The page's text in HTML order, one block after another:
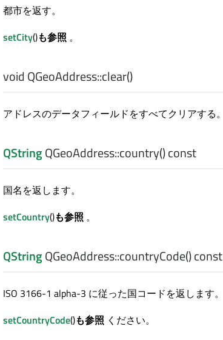
都市を返す。
setCity()も参照 。
voidQGeoAddress::clear()
アドレスのデータフィールドをすべてクリアする。
QStringQGeoAddress::country() const
国名を返します。
setCountry()も参照 。
QStringQGeoAddress::countryCode() const
ISO 3166-1 alpha-3 に従った国コードを返します。
setCountryCode()も参照 ください。